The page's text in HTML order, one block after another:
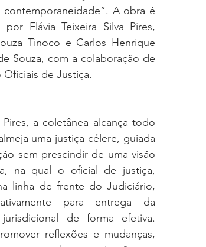
contemporaneidade”. A obra é
por Flávia Teixeira Silva Pires,
Tinoco e Carlos Henrique
Souza, com a colaboração de
de Justiça.
Pires, a coletânea alcança todo
uma justiça célere, guiada
sem prescindir de uma visão
na qual o oficial de justiça,
linha de frente do Judiciário,
para entrega da
jurisdicional de forma efetiva.
reflexões e mudanças,